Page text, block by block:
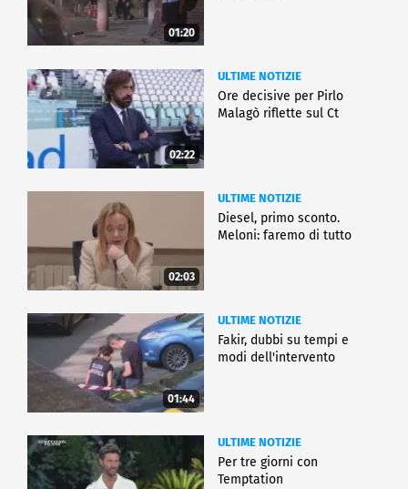
01:20
02:22
ULTIME NOTIZIE
Ore decisive per Pirlo
Malagò riflette sul Ct
02:03
ULTIME NOTIZIE
Diesel, primo sconto.
Meloni: faremo di tutto
01:44
ULTIME NOTIZIE
Fakir, dubbi su tempi e
modi dell'intervento
ULTIME NOTIZIE
Per tre giorni con
Temptation